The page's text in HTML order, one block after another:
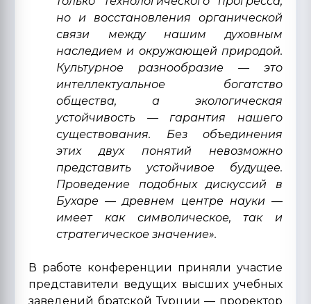
но и восстановления органической
связи между нашим духовным
наследием и окружающей природой.
Культурное разнообразие — это
интеллектуальное богатство
общества, а экологическая
устойчивость — гарантия нашего
существования. Без объединения
этих двух понятий невозможно
представить устойчивое будущее.
Проведение подобных дискуссий в
Бухаре — древнем центре науки —
имеет как символическое, так и
стратегическое значение».
В работе конференции приняли участие
представители ведущих высших учебных
заведений братской Турции — проректор